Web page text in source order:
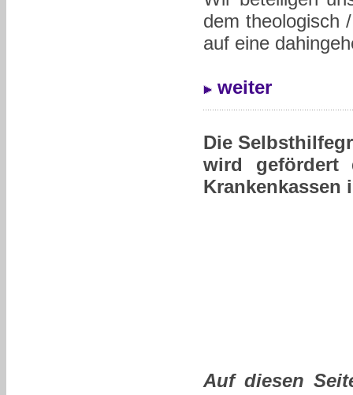
dem theologisch
auf eine
weiter
Die
wird gefördert
Krankenkassen
Auf diesen